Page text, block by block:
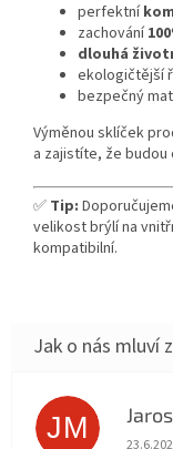
perfektní
zachování
dlouhá
ekologičtější
bezpečný
Výměnou sklíček
a zajistíte, že budou
✅ Tip:
velikostbrýlína
kompatibilní.
JM